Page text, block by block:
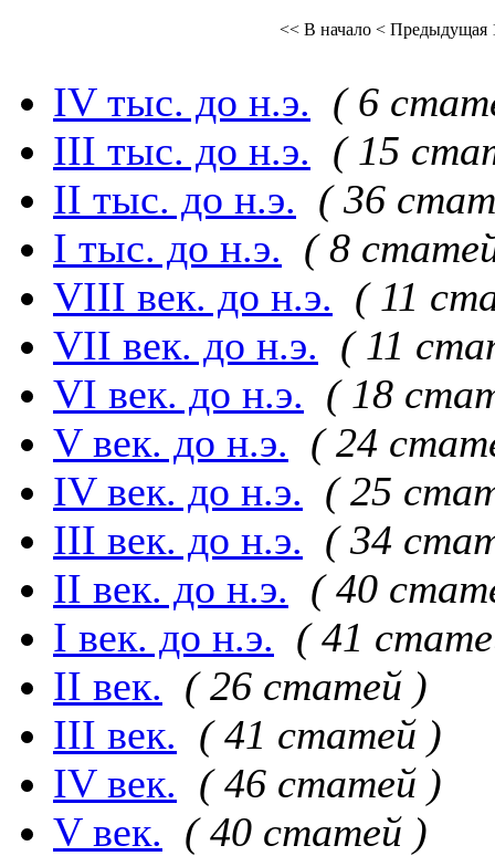
<< В начало < Предыдущая
IV тыс. до н.э. ( 6
III тыс. до н.э. ( 15
II тыс. до н.э. ( 36
I тыс. до н.э. ( 8
VIII век. до н.э. ( 11
VII век. до н.э. ( 11
VI век. до н.э. ( 18
V век. до н.э. ( 24
IV век. до н.э. ( 25
III век. до н.э. ( 34
II век. до н.э. ( 40
I век. до н.э. ( 41
II век. ( 26 статей )
III век. ( 41 статей )
IV век. ( 46 статей )
V век. ( 40 статей )